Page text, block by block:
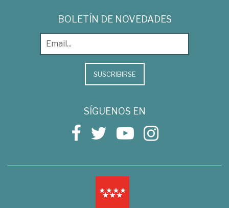
BOLETÍN DE NOVEDADES
SUSCRIBIRSE
SÍGUENOS EN